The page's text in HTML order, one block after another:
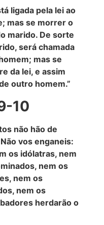
ligada pela lei ao
mas se morrer o
marido. De sorte
será chamada
mas se
da lei, e assim
outro homem.”
10
não hão de
vos enganeis:
os idólatras, nem
nem os
nem os
nem os
herdarão o